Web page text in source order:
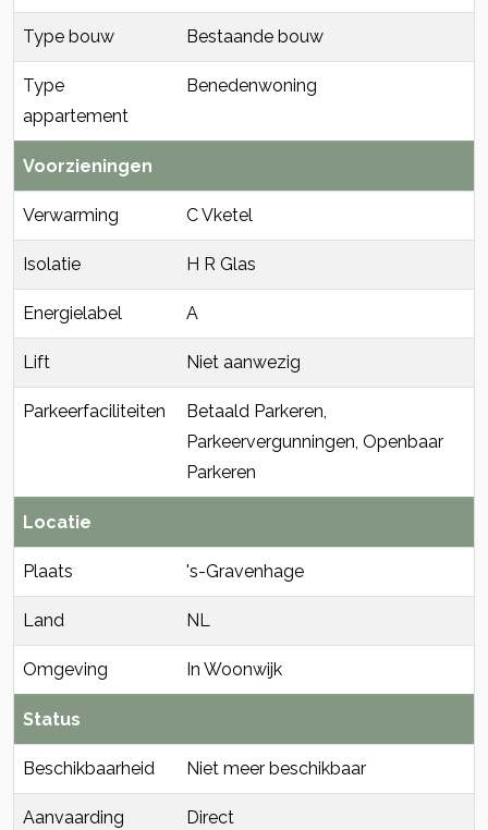
Type bouw Bestaande bouw
Type
appartement
Benedenwoning
Voorzieningen
Verwarming C Vketel
Isolatie H R Glas
Energielabel A
Lift Niet aanwezig
Parkeerfaciliteiten
Betaald Parkeren,
Parkeervergunningen, Openbaar
Parkeren
Locatie
Plaats 's-Gravenhage
Land NL
Omgeving In Woonwijk
Status
Beschikbaarheid Niet meer beschikbaar
Aanvaarding Direct